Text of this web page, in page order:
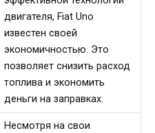
двигателя, Fiat Uno
известен своей
экономичностью. Это
позволяет снизить расход
топлива и экономить
деньги на заправках.
Несмотря на свои